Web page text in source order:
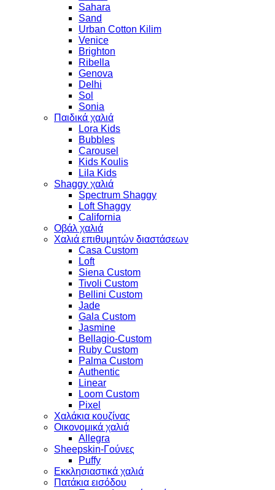
Sahara
Sand
Urban Cotton Kilim
Venice
Brighton
Ribella
Genova
Delhi
Sol
Sonia
Παιδικά χαλιά
Lora Kids
Bubbles
Carousel
Kids Koulis
Lila Kids
Shaggy χαλιά
Spectrum Shaggy
Loft Shaggy
California
Οβάλ χαλιά
Χαλιά επιθυμητών διαστάσεων
Casa Custom
Loft
Siena Custom
Tivoli Custom
Bellini Custom
Jade
Gala Custom
Jasmine
Bellagio-Custom
Ruby Custom
Palma Custom
Authentic
Linear
Loom Custom
Pixel
Χαλάκια κουζίνας
Οικονομικά χαλιά
Allegra
Sheepskin-Γούνες
Puffy
Εκκλησιαστικά χαλιά
Πατάκια εισόδου